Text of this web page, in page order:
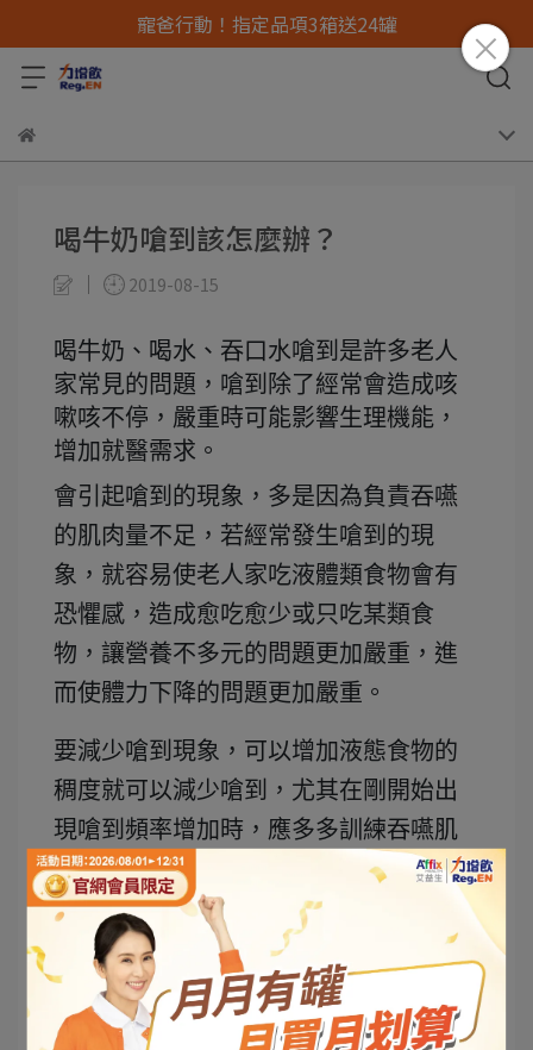
寵爸行動！指定品項3箱送24罐
喝牛奶嗆到該怎麼辦？
2019-08-15
喝牛奶、喝水、吞口水嗆到是許多老人
家常見的問題，嗆到除了經常會造成咳
嗽咳不停，嚴重時可能影響生理機能，
增加就醫需求。
會引起嗆到的現象，多是因為負責吞嚥
的肌肉量不足 ，若經常發生嗆到的現
象，就容易使老人家吃液體類食物會有
恐懼感，造成愈吃愈少或只吃某類食
物，讓營養不多元的問題更加嚴重，進
而使體力下降的問題更加嚴重。
要減少嗆到現象，可以增加液態食物的
稠度就可以減少嗆到，尤其在剛開始出
現嗆到頻率增加時，應多多訓練吞嚥肌
肉，並注意每日營養一定要夠，最好選
擇濃縮營養配方增加稠度，並完整補充
每日所需的營養，避免體力下降
速，以減少嗆到的風險。如果持續因為
嗆到而感到困擾，建議尋求醫師的協